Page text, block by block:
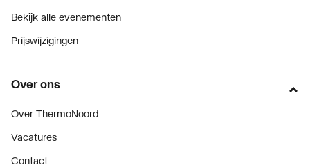
Bekijk alle evenementen
Prijswijzigingen
Over ons
Over ThermoNoord
Vacatures
Contact